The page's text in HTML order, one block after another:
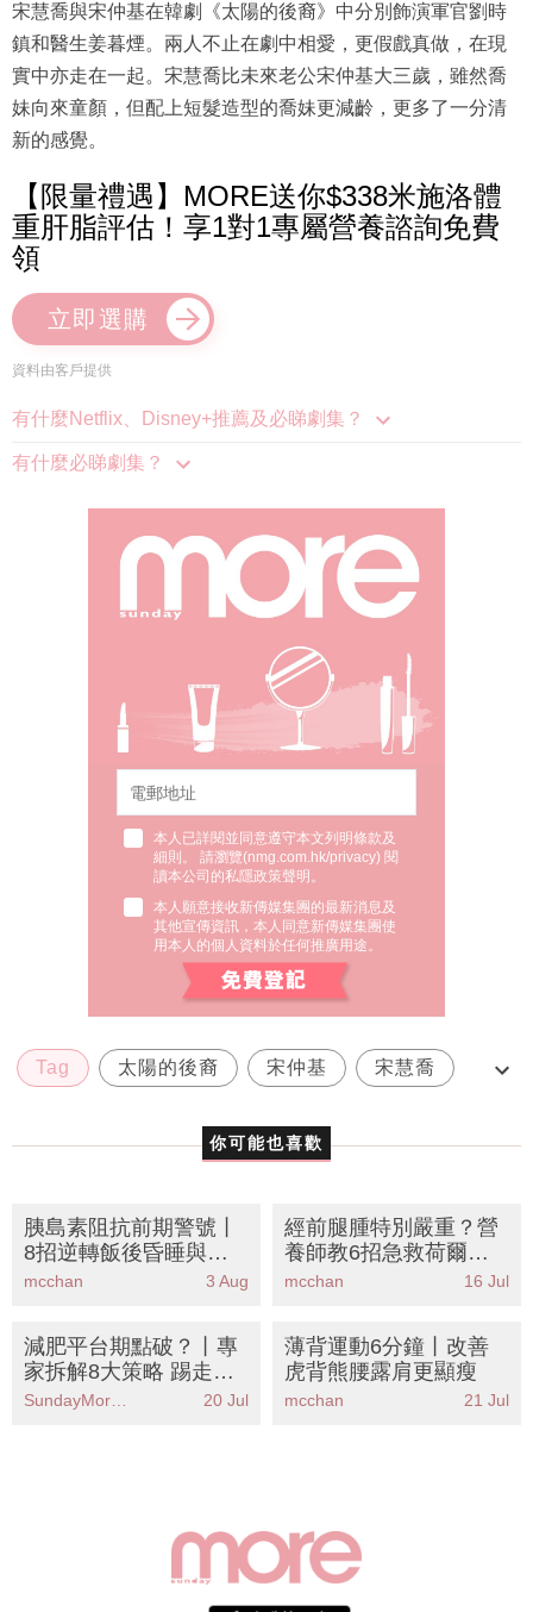
宋慧喬與宋仲基在韓劇《太陽的後裔》中分別飾演軍官劉時
鎮和醫生姜暮煙。兩人不止在劇中相愛，更假戲真做，在現
實中亦走在一起。宋慧喬比未來老公宋仲基大三歲，雖然喬
妹向來童顏，但配上短髮造型的喬妹更減齡，更多了一分清
新的感覺。
【限量禮遇】MORE送你$338米施洛體
重肝脂評估！享1對1專屬營養諮詢免費
領
立即選購
資料由客戶提供
有什麼Netflix、Disney+推薦及必睇劇集？
有什麼必睇劇集？
本人已詳閱並同意遵守本文列明條款及
細則。 請瀏覽(nmg.com.hk/privacy) 閱
讀本公司的私隱政策聲明。
本人願意接收新傳媒集團的最新消息及
其他宣傳資訊，本人同意新傳媒集團使
用本人的個人資料於任何推廣用途。
Tag 太陽的後裔 宋仲基 宋慧喬
你可能也喜歡
胰島素阻抗前期警號丨
8招逆轉飯後昏睡與肚
腩
mcchan 3 Aug
經前腿腫特別嚴重？營
養師教6招急救荷爾蒙
水腫丨附去濕飲食清單
mcchan 16 Jul
減肥平台期點破？丨專
家拆解8大策略 踢走壓
力肥改善睡眠質素是關
20 Jul
薄背運動6分鐘丨改善
虎背熊腰露肩更顯瘦
mcchan 21 Jul